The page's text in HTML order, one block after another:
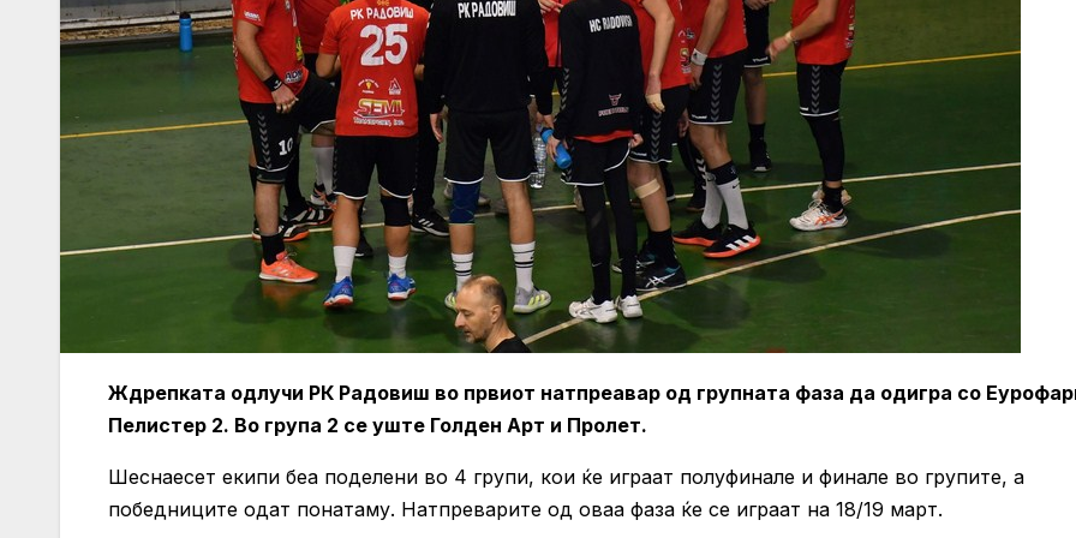
Ждрепката одлучи РК Радовиш во првиот натпреавар од групната фаза да одигра со
Пелистер 2. Во група 2 се уште Голден Арт и Пролет.
Шеснаесет екипи беа поделени во 4 групи, кои ќе играат полуфинале и финале во групите, а
победниците одат понатаму. Натпреварите од оваа фаза ќе се играат на 18/19 март.